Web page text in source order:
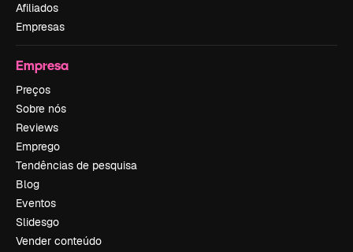
Afiliados
Empresas
Empresa
Preços
Sobre nós
Reviews
Emprego
Tendências de pesquisa
Blog
Eventos
Slidesgo
Vender conteúdo